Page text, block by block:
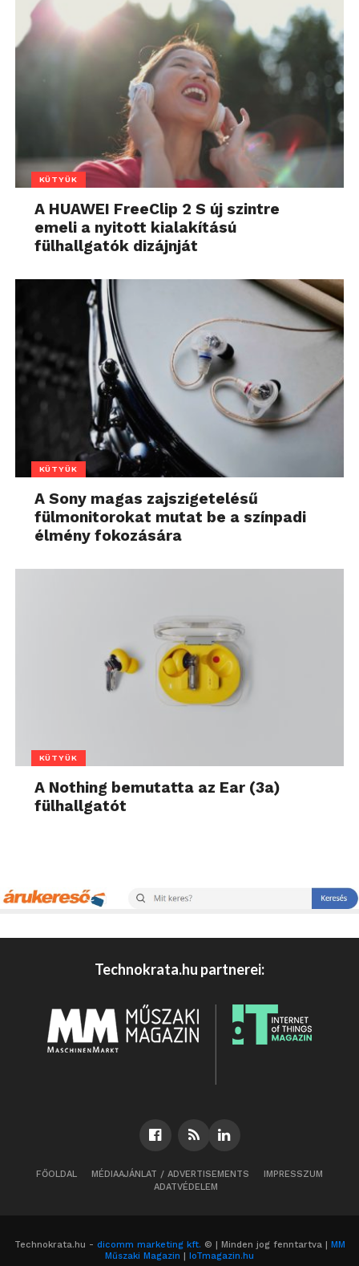
KÜTYÜK
A HUAWEI FreeClip 2 S új szintre
emeli a nyitott kialakítású
fülhallgatók dizájnját
KÜTYÜK
A Sony magas zajszigetelésű
fülmonitorokat mutat be a színpadi
élmény fokozására
KÜTYÜK
A Nothing bemutatta az Ear (3a)
fülhallgatót
Technokrata.hu partnerei:
FŐOLDAL MÉDIAAJÁNLAT / ADVERTISEMENTS
IMPRESSZUM
ADATVÉDELEM
Technokrata.hu - dicomm marketing kft. © | Minden jog fenntartva |
MM
Műszaki Magazin
IoTmagazin.hu